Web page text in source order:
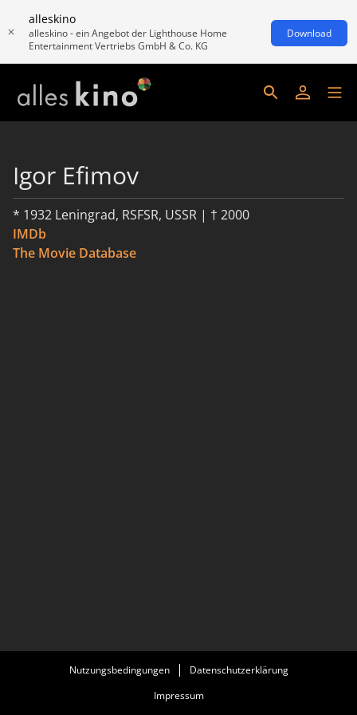
alleskino
alleskino - ein Angebot der Lighthouse Home
Entertainment Vertriebs GmbH & Co. KG
Download
Igor Efimov
* 1932 Leningrad, RSFSR, USSR | † 2000
IMDb
The Movie Database
Nutzungsbedingungen
Datenschutzerklärung
Impressum